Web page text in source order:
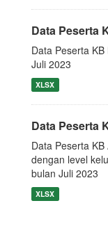
Data Peserta
Data Peserta
Juli 2023
XLSX
Data Peserta
Data Peserta
dengan level
bulan Juli 2023
XLSX